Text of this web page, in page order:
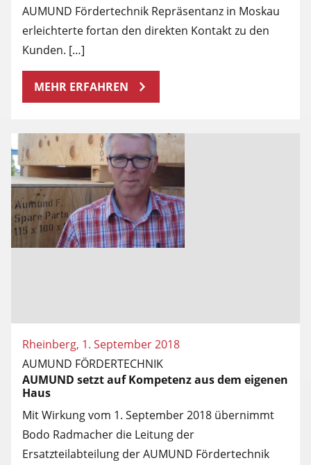
AUMUND Fördertechnik Repräsentanz in Moskau
erleichterte fortan den direkten Kontakt zu den
Kunden. […]
MEHR ERFAHREN
Rheinberg, 1. September 2018
AUMUND FÖRDERTECHNIK
AUMUND setzt auf Kompetenz aus dem eigenen
Haus
Mit Wirkung vom 1. September 2018 übernimmt
Bodo Radmacher die Leitung der
Ersatzteilabteilung der AUMUND Fördertechnik